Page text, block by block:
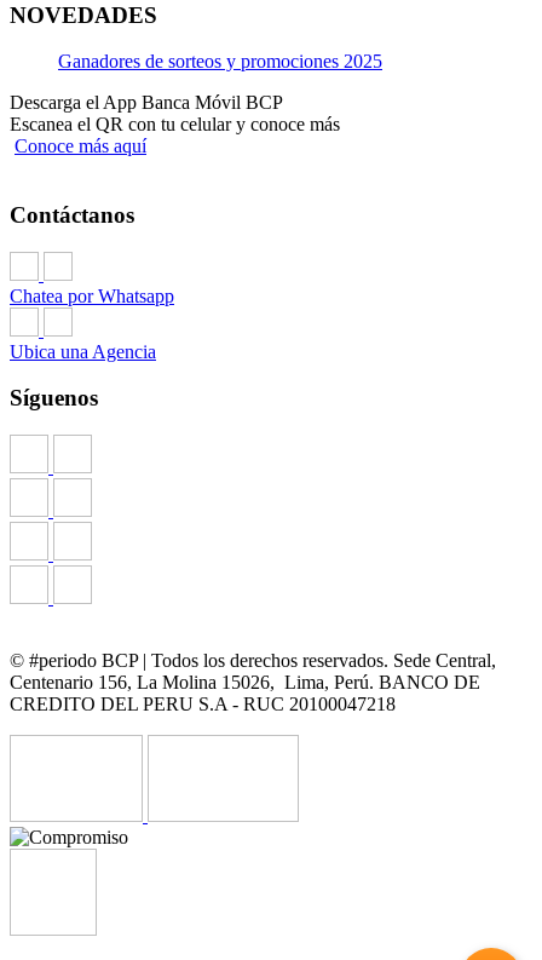
NOVEDADES
Ganadores de sorteos y promociones 2025
Descarga el App Banca Móvil BCP
Escanea el QR con tu celular y conoce más
Conoce más aquí
Contáctanos
Chatea por Whatsapp
Ubica una Agencia
Síguenos
© #periodo BCP | Todos los derechos reservados. Sede Central,
Centenario 156, La Molina 15026, Lima, Perú. BANCO DE
CREDITO DEL PERU S.A - RUC 20100047218